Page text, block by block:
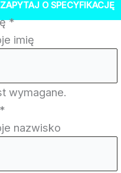
ZAPYTAJ O SPECYFIKACJĘ
*
imię
wymagane.
*
nazwisko